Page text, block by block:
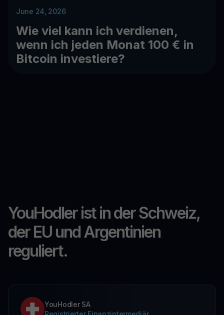
June 24, 2026
Wie viel kann ich verdienen,
wenn ich jeden Monat 100 € in
Bitcoin investiere?
YouHodler ist in der Schweiz,
der EU und Argentinien
reguliert.
YouHodler SA